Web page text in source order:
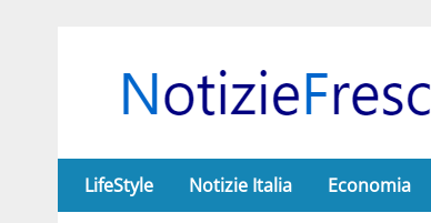
LifeStyle Notizie Italia Economia